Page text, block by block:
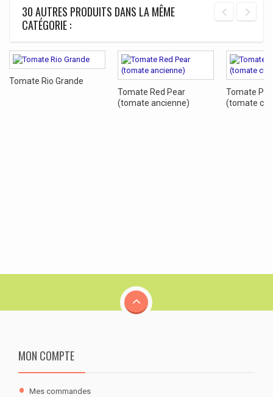
30 AUTRES PRODUITS DANS LA MÊME
CATÉGORIE :
Tomate Rio Grande
Tomate Red Pear
(tomate ancienne)
Tomate
(tomate
MON COMPTE
Mes commandes